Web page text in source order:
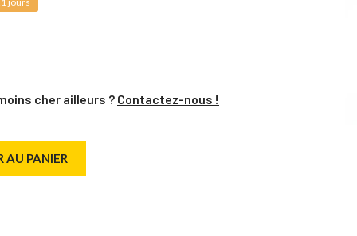
cher ailleurs ? Contactez-nous !
AU PANIER